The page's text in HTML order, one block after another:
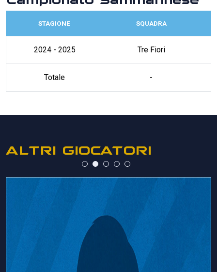
STAGIONE SQUADRA
2024 - 2025 Tre Fiori
Totale -
ALTRI GIOCATORI